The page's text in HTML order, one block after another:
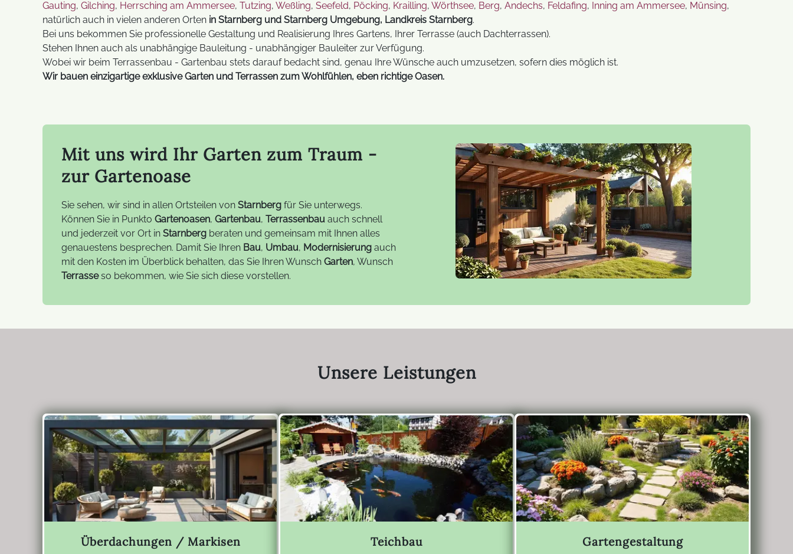
Gauting, Gilching, Herrsching am Ammersee, Tutzing, Weßling, Seefeld, Pöcking, Krailling, Wörthsee, Berg, Andechs, Feldafing, Inning am Ammersee, Münsing,
natürlich auch in vielen anderen Orten in Starnberg und Starnberg Umgebung, Landkreis Starnberg.
Bei uns bekommen Sie professionelle Gestaltung und Realisierung Ihres Gartens, Ihrer Terrasse (auch Dachterrassen).
Stehen Ihnen auch als unabhängige Bauleitung - unabhängiger Bauleiter zur Verfügung.
Wobei wir beim Terrassenbau - Gartenbau stets darauf bedacht sind, genau Ihre Wünsche auch umzusetzen, sofern dies möglich ist.
Wir bauen einzigartige exklusive Garten und Terrassen zum Wohlfühlen, eben richtige Oasen.
Mit uns wird Ihr Garten zum Traum -
zur Gartenoase
Sie sehen, wir sind in allen Ortsteilen von Starnberg für Sie unterwegs.
Können Sie in Punkto Gartenoasen, Gartenbau, Terrassenbau auch schnell
und jederzeit vor Ort in Starnberg beraten und gemeinsam mit Ihnen alles
genauestens besprechen. Damit Sie Ihren Bau, Umbau, Modernisierung auch
mit den Kosten im Überblick behalten, das Sie Ihren Wunsch Garten, Wunsch
Terrasseso bekommen, wie Sie sich diese vorstellen.
Unsere Leistungen
Überdachungen / Markisen Teichbau Gartengestaltung